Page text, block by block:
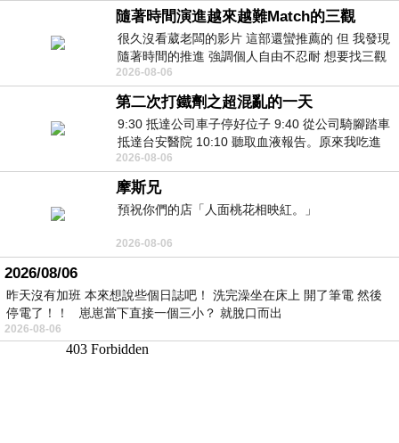
隨著時間演進越來越難Match的三觀
很久沒看葳老闆的影片 這部還蠻推薦的 但 我發現
隨著時間的推進 強調個人自由不忍耐 想要找三觀
接近的不要說對象 連朋友都超
2026-08-06
第二次打鐵劑之超混亂的一天
9:30 抵達公司車子停好位子 9:40 從公司騎腳踏車
抵達台安醫院 10:10 聽取血液報告。原來我吃進
去的 B12 彌可保並非沒有吸收而是超
2026-08-06
摩斯兄
預祝你們的店「人面桃花相映紅。」
2026-08-06
2026/08/06
昨天沒有加班 本來想說些個日誌吧！ 洗完澡坐在床上 開了筆電 然後
停電了！！ 崽崽當下直接一個三小？ 就脫口而出
2026-08-06